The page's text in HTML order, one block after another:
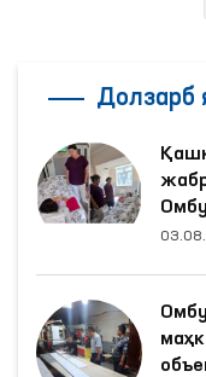
Долзарб